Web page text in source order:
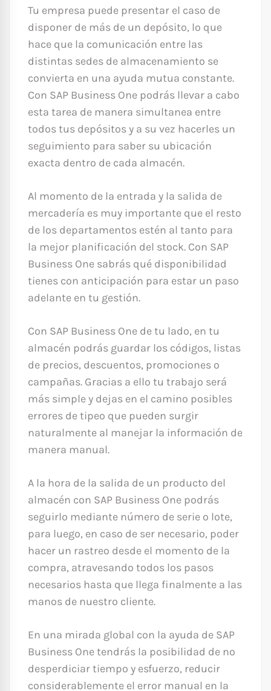
Tu empresa puede presentar el caso de
disponer de más de un depósito, lo que
hace que la comunicación entre las
distintas sedes de almacenamiento se
convierta en una ayuda mutua constante.
Con SAP Business One podrás llevar a cabo
esta tarea de manera simultanea entre
todos tus depósitos y a su vez hacerles un
seguimiento para saber su ubicación
exacta dentro de cada almacén.
Al momento de la entrada y la salida de
mercadería es muy importante que el resto
de los departamentos estén al tanto para
la mejor planificación del stock. Con SAP
Business One sabrás qué disponibilidad
tienes con anticipación para estar un paso
adelante en tu gestión.
Con SAP Business One de tu lado, en tu
almacén podrás guardar los códigos, listas
de precios, descuentos, promociones o
campañas. Gracias a ello tu trabajo será
más simple y dejas en el camino posibles
errores de tipeo que pueden surgir
naturalmente al manejar la información de
manera manual.
A la hora de la salida de un producto del
almacén con SAP Business One podrás
seguirlo mediante número de serie o lote,
para luego, en caso de ser necesario, poder
hacer un rastreo desde el momento de la
compra, atravesando todos los pasos
necesarios hasta que llega finalmente a las
manos de nuestro cliente.
En una mirada global con la ayuda de SAP
Business One tendrás la posibilidad de no
desperdiciar tiempo y esfuerzo, reducir
considerablemente el error manual en la